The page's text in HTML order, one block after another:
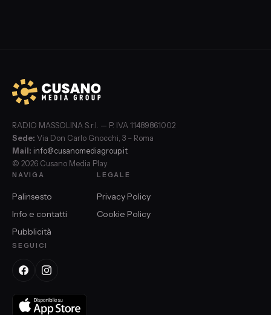
RADIO MASSOLINA S.r.l. — P. IVA 11489861002
Sede: Via Don Carlo Gnocchi, 3 – Roma
Mail: info@cusanomediagroup.it
© 2026 Cusano Media Play
NAVIGA
Palinsesto
Info e contatti
Pubblicità
LEGALE
Privacy Policy
Cookie Policy
SEGUICI